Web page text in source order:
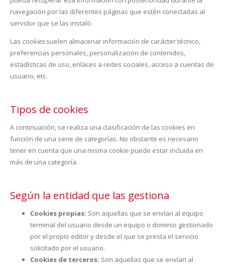
navegación por las diferentes páginas que estén conectadas al
servidor que se las instaló.
Las cookiessuelen almacenar información de carácter técnico,
preferencias personales, personalización de contenidos,
estadísticas de uso, enlaces a redes sociales, acceso a cuentas de
usuario, etc.
Tipos de cookies
A continuación, se realiza una clasificación de las cookies en
función de una serie de categorías. No obstante es necesario
tener en cuenta que una misma cookie puede estar incluida en
más de una categoría.
Según la entidad que las gestiona
Cookies propias: Son aquellas que se envían al equipo
terminal del usuario desde un equipo o dominio gestionado
por el propio editor y desde el que se presta el servicio
solicitado por el usuario.
Cookies de terceros: Son aquellas que se envían al